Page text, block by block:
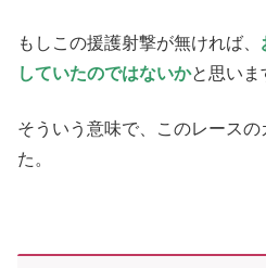
もしこの援護射撃が無ければ、
していたのではないかと思いま
そういう意味で、このレース
た。